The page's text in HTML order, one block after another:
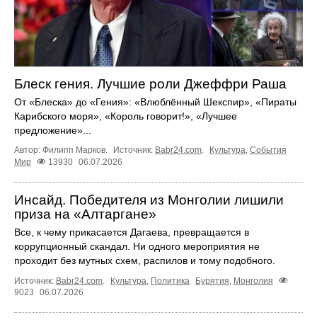
Блеск гения. Лучшие роли Джеффри Раша
От «Блеска» до «Гения»: «Влюблённый Шекспир», «Пираты
Карибского моря», «Король говорит!», «Лучшее
предложение»...
Автор: Филипп Марков. Источник: Babr24.com. Культура, События
Мир
13930 06.07.2026
Инсайд. Победителя из Монголии лишили
приза на «Алтаргане»
Все, к чему прикасается Дагаева, превращается в
коррупционный скандал. Ни одного мероприятия не
проходит без мутных схем, распилов и тому подобного.
Источник: Babr24.com. Культура, Политика Бурятия, Монголия
9023
06.07.2026